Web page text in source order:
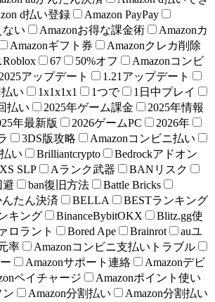
d払い登録
Amazon PayPay
ない
Amazonお得な課金術
Amazonカ
Amazonギフト券
Amazonクレカ削除
Roblox
67 50%オフ
Amazonコンビ
2025アップデート
1.21アップデート
い 1x1x1x1 1つで
1日中プレイ
払い 2025年ゲーム課金
2025年情報
年最新版 2026ゲームPC
2026年
3DS版攻略
Amazonコンビニ払い
い
Brilliantcrypto
Bedrockアドオン
SLP Aランク武器
BANリスク
ban復旧方法
Battle Bricks
んたん決済 BELLA
BESTランキング
キング BinanceBybitOKX
Blitz.gg使
ロラント Bored Ape Brainrot
auユ
率
Amazonコンビニ支払いトラブル
Amazonサポート連絡
Amazonデビ
ペイチャージ
Amazonポイント使い
ン Amazon分割払い
Amazon分割払い